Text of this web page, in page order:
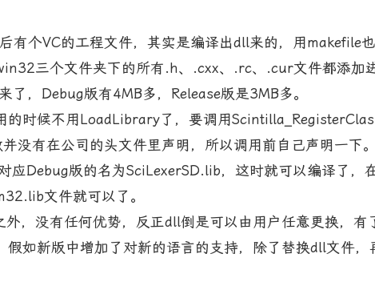
个VC的工程文件，其实是编译出dll来的，用makefile
三个文件夹下的所有.h、.cxx、.rc、.cur文件都添加
，Debug版有4MB多，Release版是3MB多。
时候不用LoadLibrary了，要调用
没有在公司的头文件里声明，所以调用前自己声明一下
应Debug版的名为SciLexerSD.lib，这时就可以编译了，
文件就可以了。
没有任何优势，反正dll倒是可以由用户任意更换，有
如新版中增加了对新的语言的支持，除了替换dll文件，